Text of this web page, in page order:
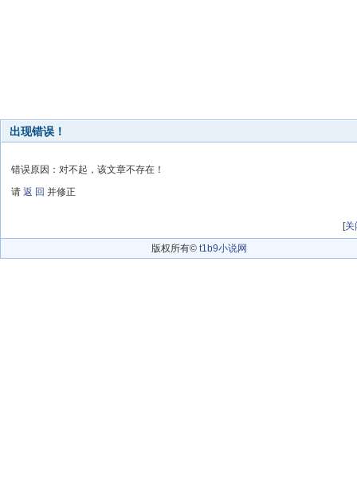
出现错误！
错误原因：对不起，该文章不存在！
请 返 回 并修正
[关
版权所有© t1b9小说网